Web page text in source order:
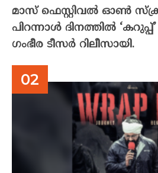
മാസ് ഫെസ്റ്റിവൽ ഓൺ
പിറന്നാൾ ദിനത്തിൽ ‘കറുപ്പ്’
ഗംഭീര ടീസർ റിലീസായി.